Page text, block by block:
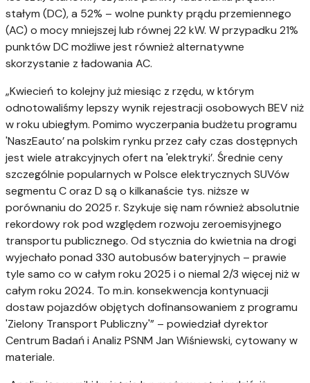
stałym (DC), a 52% – wolne punkty prądu przemiennego
(AC) o mocy mniejszej lub równej 22 kW. W przypadku 21%
punktów DC możliwe jest również alternatywne
skorzystanie z ładowania AC.
„Kwiecień to kolejny już miesiąc z rzędu, w którym
odnotowaliśmy lepszy wynik rejestracji osobowych BEV niż
w roku ubiegłym. Pomimo wyczerpania budżetu programu
'NaszEauto’ na polskim rynku przez cały czas dostępnych
jest wiele atrakcyjnych ofert na 'elektryki’. Średnie ceny
szczególnie popularnych w Polsce elektrycznych SUVów
segmentu C oraz D są o kilkanaście tys. niższe w
porównaniu do 2025 r. Szykuje się nam również absolutnie
rekordowy rok pod względem rozwoju zeroemisyjnego
transportu publicznego. Od stycznia do kwietnia na drogi
wyjechało ponad 330 autobusów bateryjnych – prawie
tyle samo co w całym roku 2025 i o niemal 2/3 więcej niż w
całym roku 2024. To m.in. konsekwencja kontynuacji
dostaw pojazdów objętych dofinansowaniem z programu
'Zielony Transport Publiczny'” – powiedział dyrektor
Centrum Badań i Analiz PSNM Jan Wiśniewski, cytowany w
materiale.